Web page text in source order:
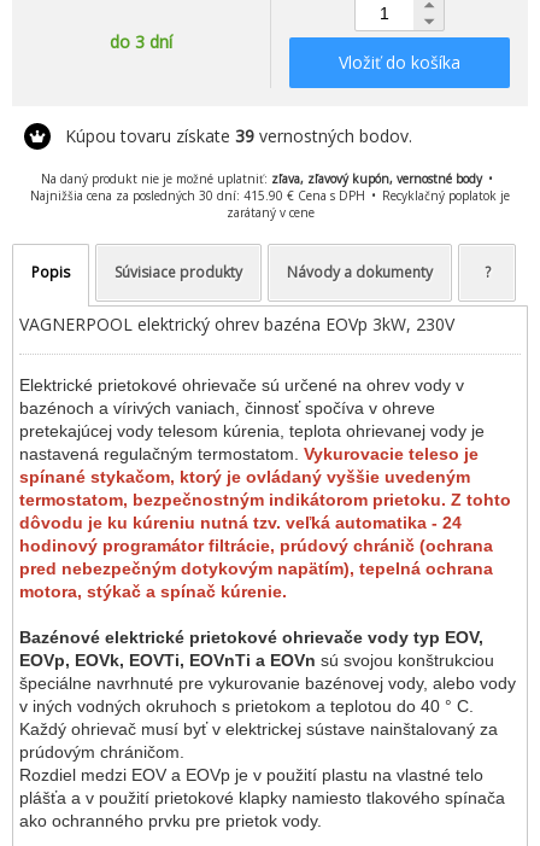
do 3 dní
Vložiť do košíka
Kúpou tovaru získate 39 vernostných bodov.
Na daný produkt nie je možné uplatniť: zľava, zľavový kupón, vernostné body
Najnižšia cena za posledných 30 dní: 415.90 € Cena s DPH
Recyklačný poplatok je
zarátaný v cene
Popis Súvisiace produkty Návody a dokumenty ?
VAGNERPOOL elektrický ohrev bazéna EOVp 3kW, 230V
Elektrické prietokové ohrievače sú určené na ohrev vody v
bazénoch a vírivých vaniach, činnosť spočíva v ohreve
pretekajúcej vody telesom kúrenia, teplota ohrievanej vody je
nastavená regulačným termostatom. Vykurovacie teleso je
spínané stykačom, ktorý je ovládaný vyššie uvedeným
termostatom, bezpečnostným indikátorom prietoku. Z tohto
dôvodu je ku kúreniu nutná tzv. veľká automatika - 24
hodinový programátor filtrácie, prúdový chránič (ochrana
pred nebezpečným dotykovým napätím), tepelná ochrana
motora, stýkač a spínač kúrenie.
Bazénové elektrické prietokové ohrievače vody typ EOV,
EOVp, EOVk, EOVTi, EOVnTi a EOVn sú svojou konštrukciou
špeciálne navrhnuté pre vykurovanie bazénovej vody, alebo vody
v iných vodných okruhoch s prietokom a teplotou do 40 ° C.
Každý ohrievač musí byť v elektrickej sústave nainštalovaný za
prúdovým chráničom.
Rozdiel medzi EOV a EOVp je v použití plastu na vlastné telo
plášťa a v použití prietokové klapky namiesto tlakového spínača
ako ochranného prvku pre prietok vody.